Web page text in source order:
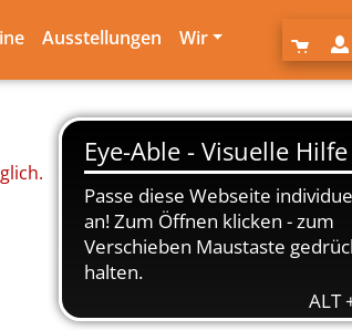
Ausstellungen Wir